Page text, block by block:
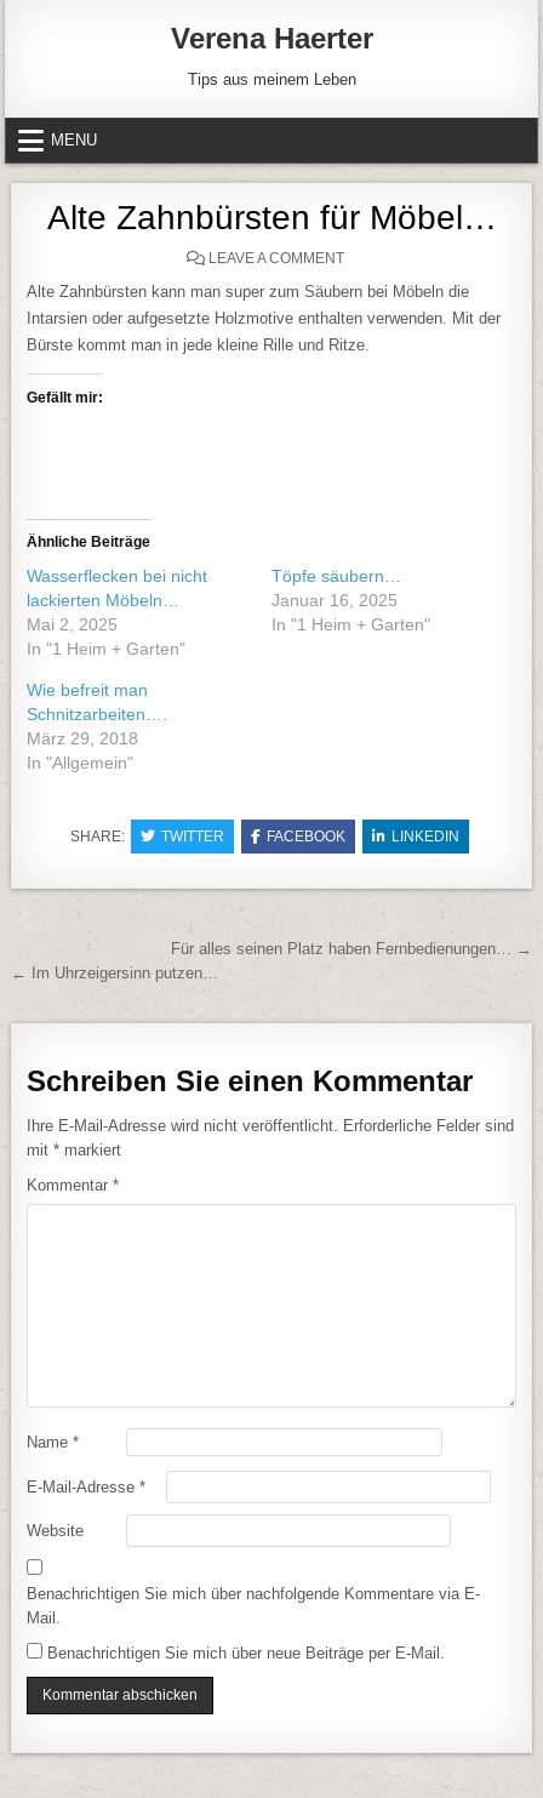
Verena Haerter
Tips aus meinem Leben
MENU
Alte Zahnbürsten für Möbel…
LEAVE A COMMENTON ALTE ZAHNBÜRSTEN
Alte Zahnbürsten kann man super zum Säubern bei Möbeln die
Intarsien oder aufgesetzte Holzmotive enthalten verwenden. Mit der
Bürste kommt man in jede kleine Rille und Ritze.
Gefällt mir:
Ähnliche Beiträge
Wasserflecken bei nicht
lackierten Möbeln…
Mai 2, 2025
In "1 Heim + Garten"
Töpfe säubern…
Januar 16, 2025
In "1 Heim + Garten"
Wie befreit man
Schnitzarbeiten….
März 29, 2018
In "Allgemein"
SHARE: TWITTER FACEBOOK LINKEDIN
BeitragsnavigationFür alles seinen Platz haben Fernbedienungen… →
← Im Uhrzeigersinn putzen…
Schreiben Sie einen Kommentar
Ihre E-Mail-Adresse wird nicht veröffentlicht.
Erforderliche Felder sind
mit* markiert
Kommentar*
Name*
E-Mail-Adresse*
Website
Benachrichtigen Sie mich über nachfolgende Kommentare via E-
Mail.
Benachrichtigen Sie mich über neue Beiträge per E-Mail.